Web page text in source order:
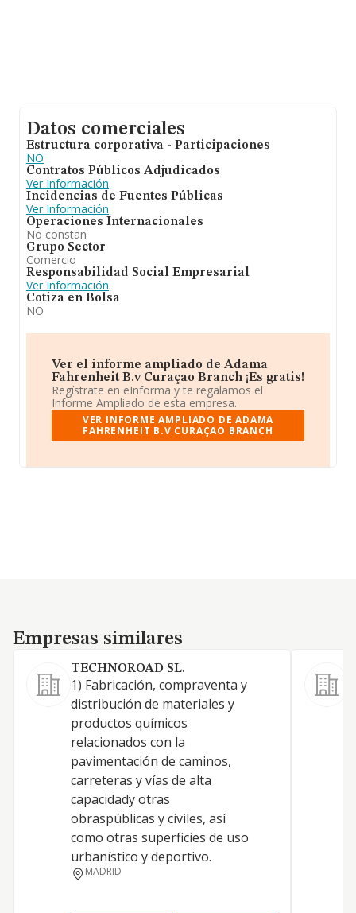
Datos comerciales
Estructura corporativa - Participaciones
NO
Contratos Públicos Adjudicados
Ver Información
Incidencias de Fuentes Públicas
Ver Información
Operaciones Internacionales
No constan
Grupo Sector
Comercio
Responsabilidad Social Empresarial
Ver Información
Cotiza en Bolsa
NO
Ver el informe ampliado de Adama
Fahrenheit B.v Curaçao Branch ¡Es gratis!
Regístrate en eInforma y te regalamos el
Informe Ampliado de esta empresa.
VER INFORME AMPLIADO DE ADAMA
FAHRENHEIT B.V CURAÇAO BRANCH
Empresas similares
Empresas similares
TECHNOROAD SL.
1) Fabricación, compraventa y
distribución de materiales y
productos químicos
relacionados con la
pavimentación de caminos,
carreteras y vías de alta
capacidady otras
obraspúblicas y civiles, así
como otras superficies de uso
urbanístico y deportivo.
MADRID